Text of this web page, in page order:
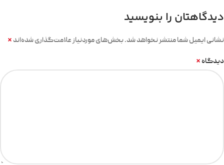
دیدگاهتان را بنویسید
نشانی ایمیل شما منتشر نخواهد شد.بخش‌های موردنیاز علامت‌گذاری شده‌اند *
دیدگاه *